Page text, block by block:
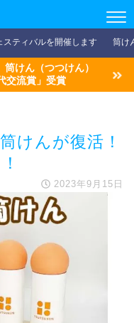
スティバルを開催します 筒け
けん（つつけん）
交流賞」受賞
けんが復活！
2023年9月15日